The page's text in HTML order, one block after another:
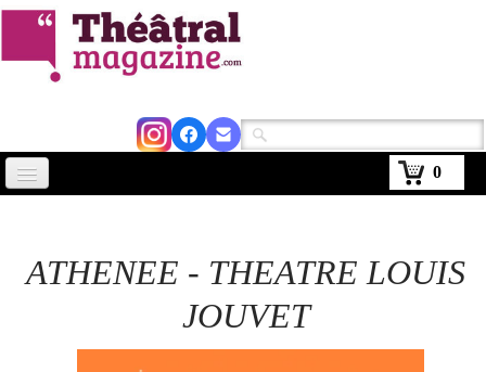
0
ATHENEE - THEATRE LOUIS
JOUVET